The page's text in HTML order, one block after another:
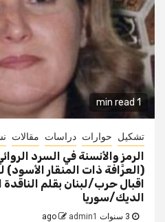
1 min read
تشكيل حوارات دراسات مقالات
الرمز والأنسنة في السرد
(العرَّافة ذات المنقار الأسود)
اقبال حرب/لبنان بقلم الناقدة
الديك/سوريا
admin1